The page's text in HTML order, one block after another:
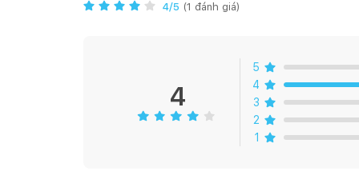
4/5 (1 đánh giá)
4
5
4
3
2
1